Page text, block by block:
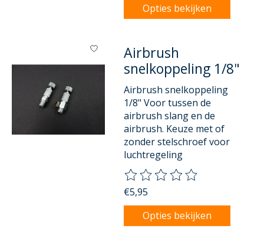
Opties bekijken
Airbrush
snelkoppeling 1/8"
Airbrush snelkoppeling
1/8" Voor tussen de
airbrush slang en de
airbrush. Keuze met of
zonder stelschroef voor
luchtregeling
De beoordeling van dit
€5,95
Opties bekijken